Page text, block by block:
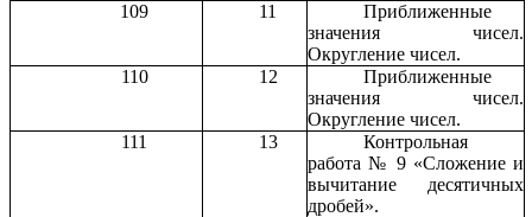
109
11
Приближенные
значения чисел.
Округление чисел.
110
12
Приближенные
значения чисел.
Округление чисел.
111
13
Контрольная
работа № 9 «Сложение и
вычитание десятичных
дробей».